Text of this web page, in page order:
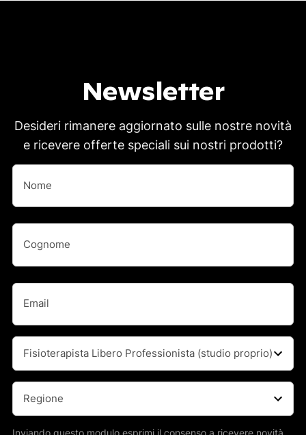
Newsletter
Desideri rimanere aggiornato sulle nostre novità
e ricevere offerte speciali sui nostri prodotti?
Nome
Nome
Email
Professione
Regione